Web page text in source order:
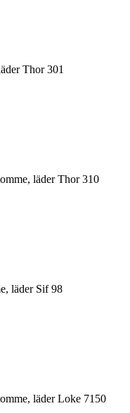
Thor 301
läder Thor 310
läder Sif 98
läder Loke 7150